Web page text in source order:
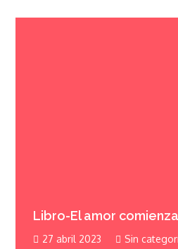
Libro-El amor
27 abril 2023 Sin